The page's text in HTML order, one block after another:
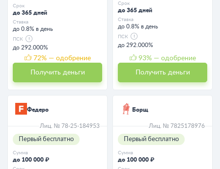
Срок
до 365 дней
Ставка
до 0.8% в день
ПСК
до 292.000%
72% — одобрение
Получить деньги
Срок
до 365 дней
Ставка
до 0.8% в день
ПСК
до 292.000%
93% — одобрение
Получить деньги
Федеро
Лиц. № 78-25-184953
Первый бесплатно
Сумма
до 100 000 ₽
Борщ
Лиц. № 7825178976
Первый бесплатно
Сумма
до 100 000 ₽